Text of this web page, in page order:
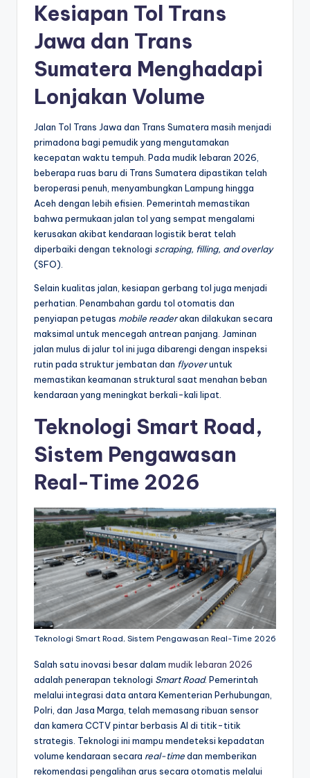
Kesiapan Tol Trans
Jawa dan Trans
Sumatera Menghadapi
Lonjakan Volume
Jalan Tol Trans Jawa dan Trans Sumatera masih menjadi
primadona bagi pemudik yang mengutamakan
kecepatan waktu tempuh. Pada mudik lebaran 2026,
beberapa ruas baru di Trans Sumatera dipastikan telah
beroperasi penuh, menyambungkan Lampung hingga
Aceh dengan lebih efisien. Pemerintah memastikan
bahwa permukaan jalan tol yang sempat mengalami
kerusakan akibat kendaraan logistik berat telah
diperbaiki dengan teknologi scraping, filling, and overlay
(SFO).
Selain kualitas jalan, kesiapan gerbang tol juga menjadi
perhatian. Penambahan gardu tol otomatis dan
penyiapan petugas mobile readerakan dilakukan secara
maksimal untuk mencegah antrean panjang. Jaminan
jalan mulus di jalur tol ini juga dibarengi dengan inspeksi
rutin pada struktur jembatan dan flyoveruntuk
memastikan keamanan struktural saat menahan beban
kendaraan yang meningkat berkali-kali lipat.
Teknologi Smart Road,
Sistem Pengawasan
Real-Time 2026
Teknologi Smart Road, Sistem Pengawasan Real-Time 2026
Salah satu inovasi besar dalam mudik lebaran 2026
adalah penerapan teknologi Smart Road. Pemerintah
melalui integrasi data antara Kementerian Perhubungan,
Polri, dan Jasa Marga, telah memasang ribuan sensor
dan kamera CCTV pintar berbasis AI di titik-titik
strategis. Teknologi ini mampu mendeteksi kepadatan
volume kendaraan secara real-timedan memberikan
rekomendasi pengalihan arus secara otomatis melalui